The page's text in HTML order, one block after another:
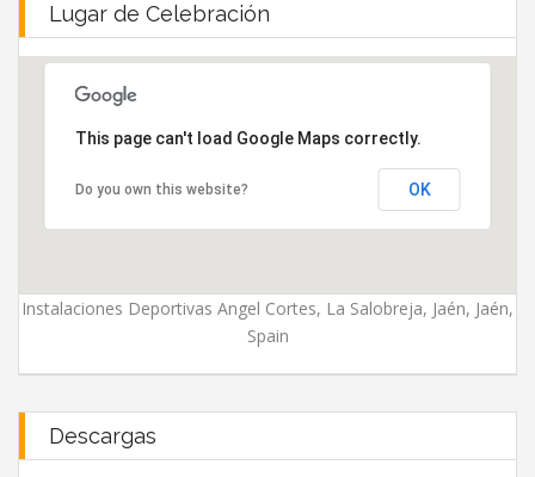
Lugar de Celebración
This page can't load Google Maps correctly.
Do you own this website? OK
Instalaciones Deportivas Angel Cortes, La Salobreja, Jaén, Jaén,
Spain
Descargas